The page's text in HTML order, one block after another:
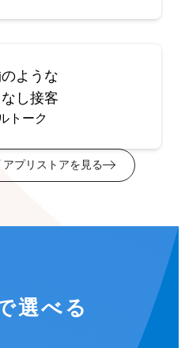
ような
し接客
トーク
プリストアを見る
選べる